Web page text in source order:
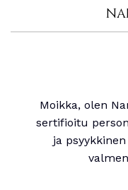
Moikka, olen
sertifioitu
ja